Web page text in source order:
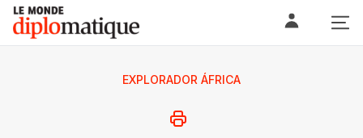
Skip
content
Le monde diplomatique
EXPLORADOR ÁFRICA